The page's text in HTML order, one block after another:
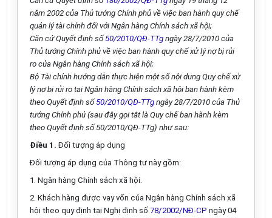
năm 2002 của Thủ tướng Chính phủ về việc ban hành quy chế
quản lý tài chính đối với Ngân hàng Chính sách xã hội;
Căn cứ Quyết định số50/2010/QĐ-TTg ngày 28/7/2010 của
Thủ tướng Chính phủ về việc ban hành quy chế xử lý nợ bị rủi
ro của Ngân hàng Chính sách xã hội;
Bộ Tài chính hướng dẫn thực hiện một số nội dung Quy chế xử
lý nợ bị rủi ro tại Ngân hàng Chính sách xã hội ban hành kèm
theo Quyết định số50/2010/QĐ-TTg ngày 28/7/2010 của Thủ
tướng Chính phủ (sau đây gọi tắt là Quy chế ban hành kèm
theo Quyết định số 50/2010/QĐ-TTg) như sau:
Điều 1. Đối tượng áp dụng
Đối tượng áp dụng của Thông tư này gồm:
1. Ngân hàng Chính sách xã hội.
2. Khách hàng được vay vốn của Ngân hàng Chính sách xã
hội theo quy định tại Nghị định số 78/2002/NĐ-CP ngày 04